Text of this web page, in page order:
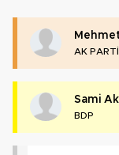
AK PARTİ
Sami
BDP